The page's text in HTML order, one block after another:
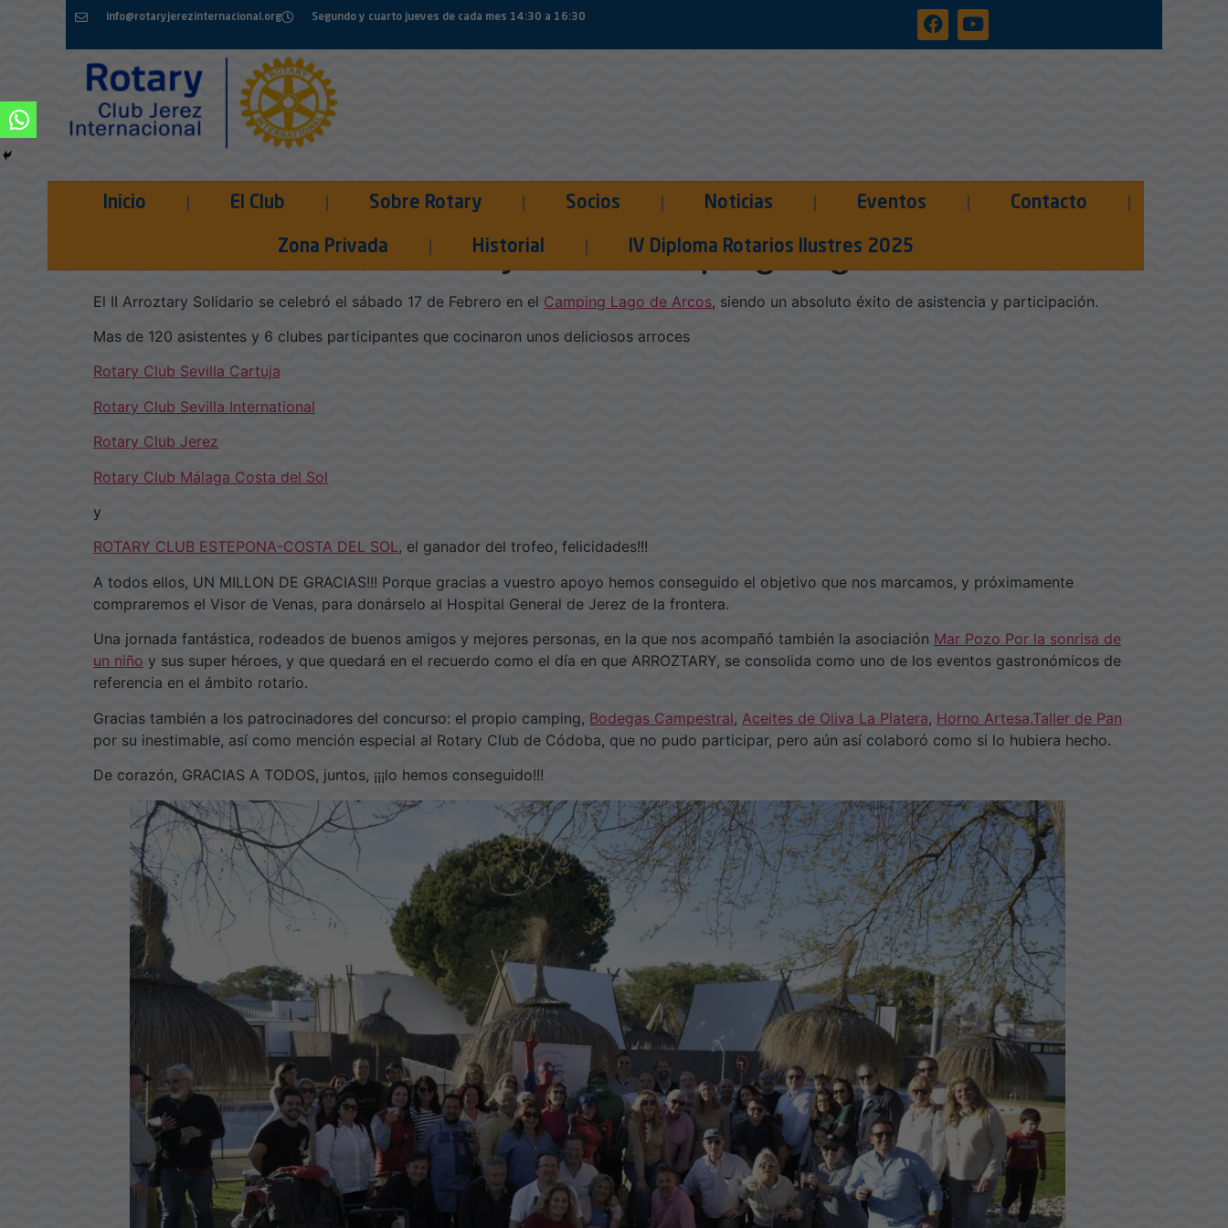
info@rotaryjerezinternacional.org Segundo y cuarto jueves de cada mes 14:30 a 16:30
Inicio El Club Sobre Rotary Socios Noticias Eventos Contacto
Zona Privada Historial IV Diploma Rotarios Ilustres 2025
Celebrado el II Arroztary en el camping Lago de Arcos
El II Arroztary Solidario se celebró el sábado 17 de Febrero en el Camping Lago de Arcos, siendo un absoluto éxito de asistencia y participación.
Mas de 120 asistentes y 6 clubes participantes que cocinaron unos deliciosos arroces
Rotary Club Sevilla Cartuja
Rotary Club Sevilla International
Rotary Club Jerez
Rotary Club Málaga Costa del Sol
y
ROTARY CLUB ESTEPONA-COSTA DEL SOL, el ganador del trofeo, felicidades!!!
A todos ellos, UN MILLON DE GRACIAS!!! Porque gracias a vuestro apoyo hemos conseguido el objetivo que nos marcamos, y próximamente
compraremos el Visor de Venas, para donárselo al Hospital General de Jerez de la frontera.
Una jornada fantástica, rodeados de buenos amigos y mejores personas, en la que nos acompañó también la asociación Mar Pozo Por la sonrisa de
un niño y sus super héroes, y que quedará en el recuerdo como el día en que ARROZTARY, se consolida como uno de los eventos gastronómicos de
referencia en el ámbito rotario.
Gracias también a los patrocinadores del concurso: el propio camping, Bodegas Campestral, Aceites de Oliva La Platera, Horno Artesa.Taller de Pan
por su inestimable, así como mención especial al Rotary Club de Códoba, que no pudo participar, pero aún así colaboró como si lo hubiera hecho.
De corazón, GRACIAS A TODOS, juntos, ¡¡¡lo hemos conseguido!!!